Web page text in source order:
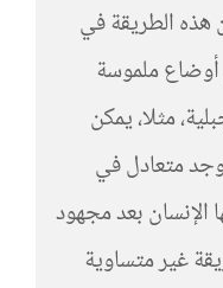
هذه الطريقة في
أوضاع ملموسة
مثلا، يمكن
وجد متعادل في
الإنسان بعد مجهود
غير متساوية